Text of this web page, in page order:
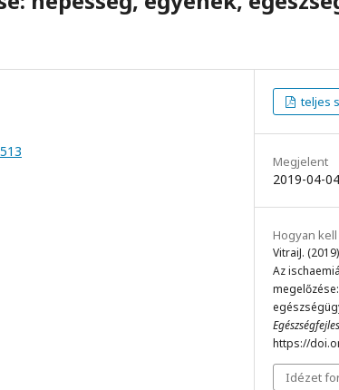
teljes
Megjelent
2019-04-04
Hogyan
VitraiJ.
Az
https://
Idézet